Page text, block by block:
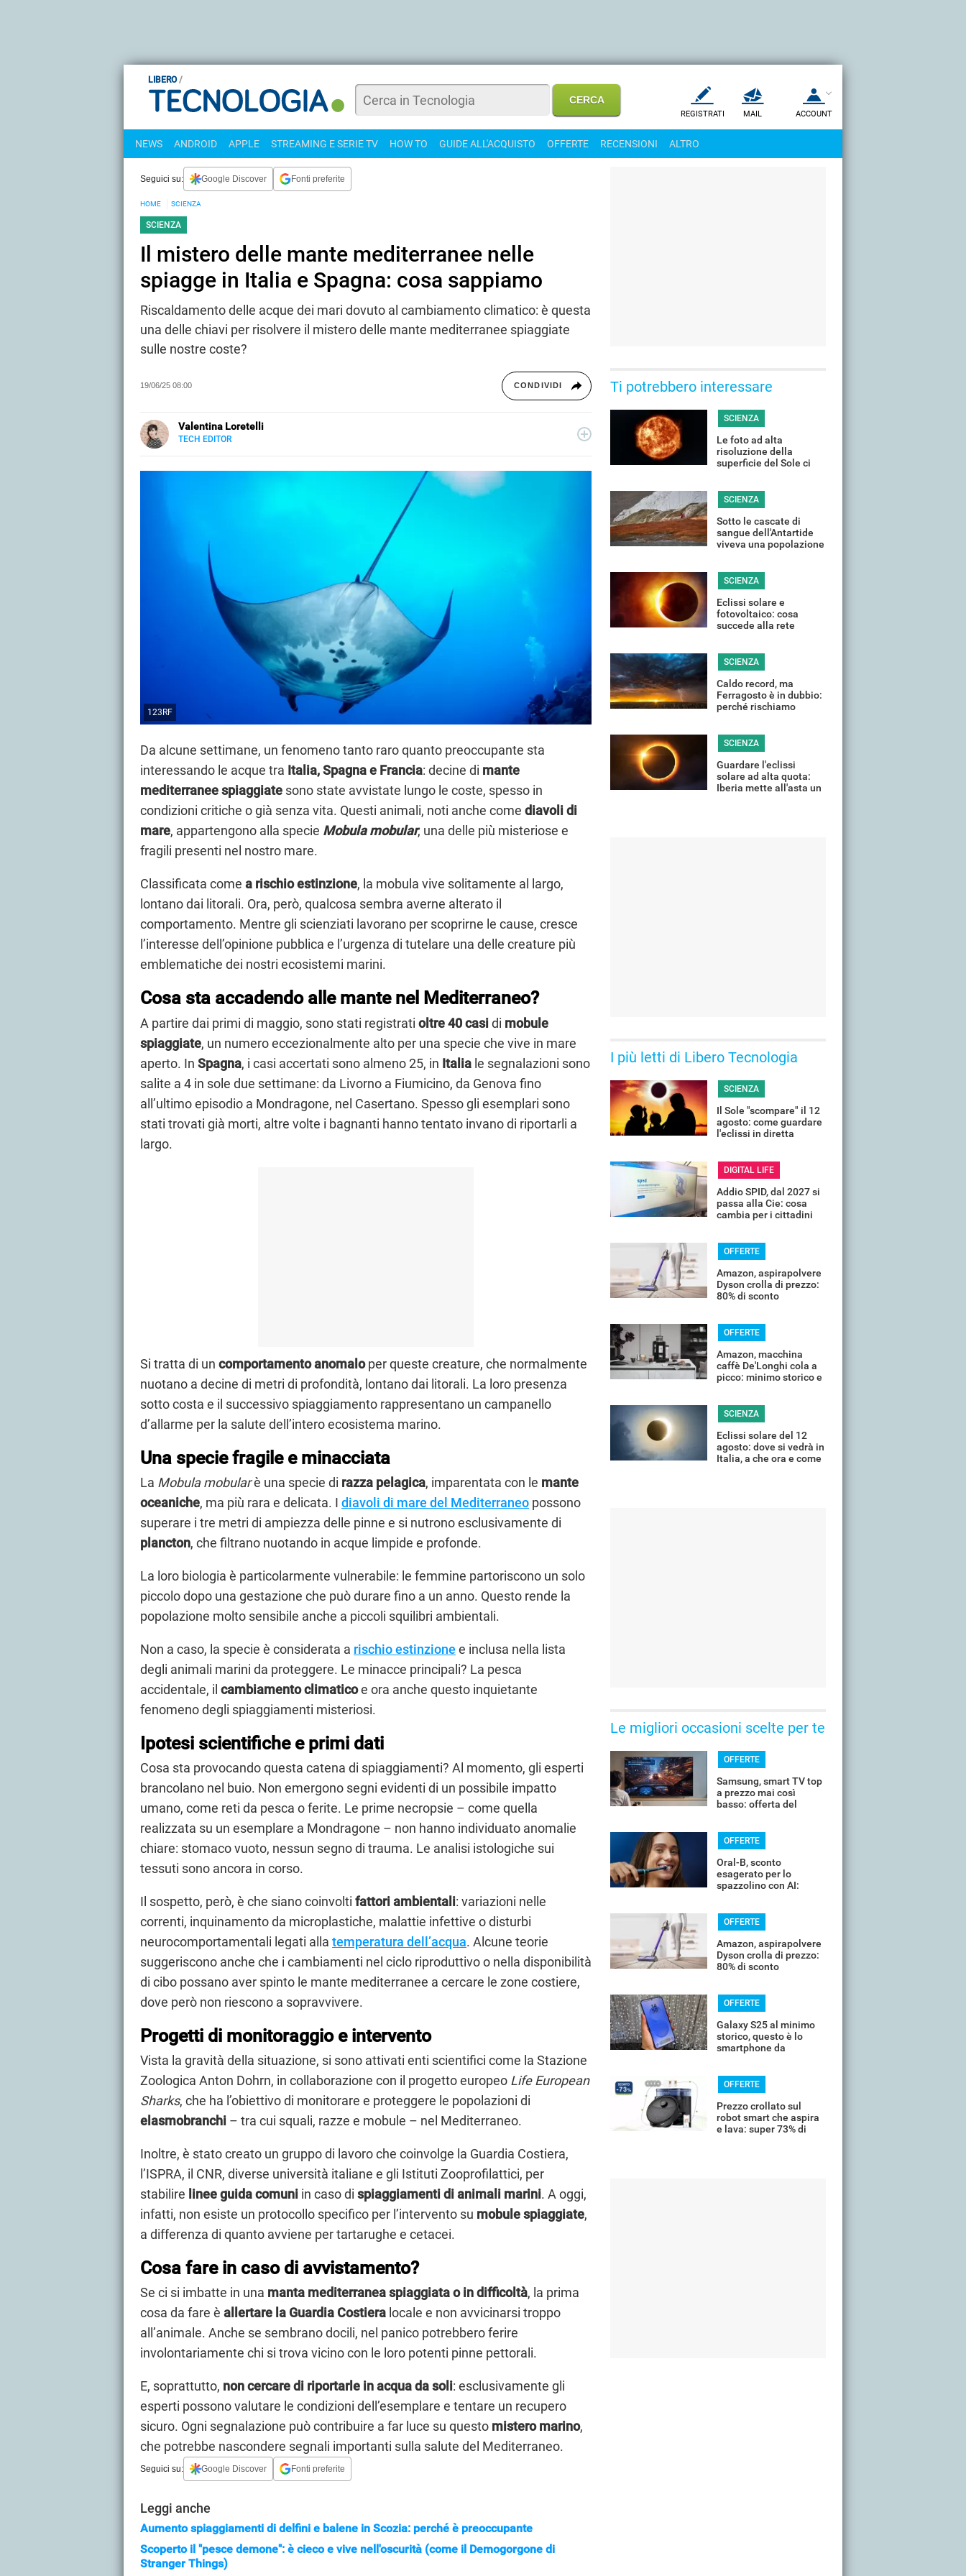
LIBERO
REGISTRATI MAIL ACCOUNT
NEWS ANDROID APPLE STREAMING E SERIE TV HOW TO GUIDE ALL'ACQUISTO OFFERTE RECENSIONI ALTRO
Seguici su: Google Discover Fonti preferite
HOME SCIENZA
SCIENZA
Il mistero delle mante mediterranee nelle
spiagge in Italia e Spagna: cosa sappiamo
Riscaldamento delle acque dei mari dovuto al cambiamento climatico: è questa
una delle chiavi per risolvere il mistero delle mante mediterranee spiaggiate
sulle nostre coste?
19/06/25 08:00 CONDIVIDI
Valentina Loretelli
TECH EDITOR
SITO
123RF
Da alcune settimane, un fenomeno tanto raro quanto preoccupante sta
interessando le acque tra Italia, Spagna e Francia: decine di mante
mediterranee spiaggiate sono state avvistate lungo le coste, spesso in
condizioni critiche o già senza vita. Questi animali, noti anche come diavoli di
mare, appartengono alla specie Mobula mobular, una delle più misteriose e
fragili presenti nel nostro mare.
Classificata come a rischio estinzione, la mobula vive solitamente al largo,
lontano dai litorali. Ora, però, qualcosa sembra averne alterato il
comportamento. Mentre gli scienziati lavorano per scoprirne le cause, cresce
l’interesse dell’opinione pubblica e l’urgenza di tutelare una delle creature più
emblematiche dei nostri ecosistemi marini.
Cosa sta accadendo alle mante nel Mediterraneo?
A partire dai primi di maggio, sono stati registrati oltre 40 casidi mobule
spiaggiate, un numero eccezionalmente alto per una specie che vive in mare
aperto. In Spagna, i casi accertati sono almeno 25, in Italia le segnalazioni sono
salite a 4 in sole due settimane: da Livorno a Fiumicino, da Genova fino
all’ultimo episodio a Mondragone, nel Casertano. Spesso gli esemplari sono
stati trovati già morti, altre volte i bagnanti hanno tentato invano di riportarli a
largo.
Si tratta di un comportamento anomaloper queste creature, che normalmente
nuotano a decine di metri di profondità, lontano dai litorali. La loro presenza
sotto costa e il successivo spiaggiamento rappresentano un campanello
d’allarme per la salute dell’intero ecosistema marino.
Una specie fragile e minacciata
La Mobula mobularè una specie di razza pelagica, imparentata con le mante
oceaniche, ma più rara e delicata. I diavoli di mare del Mediterraneo possono
superare i tre metri di ampiezza delle pinne e si nutrono esclusivamente di
plancton, che filtrano nuotando in acque limpide e profonde.
La loro biologia è particolarmente vulnerabile: le femmine partoriscono un solo
piccolo dopo una gestazione che può durare fino a un anno. Questo rende la
popolazione molto sensibile anche a piccoli squilibri ambientali.
Non a caso, la specie è considerata a rischio estinzione e inclusa nella lista
degli animali marini da proteggere. Le minacce principali? La pesca
accidentale, il cambiamento climaticoe ora anche questo inquietante
fenomeno degli spiaggiamenti misteriosi.
Ipotesi scientifiche e primi dati
Cosa sta provocando questa catena di spiaggiamenti? Al momento, gli esperti
brancolano nel buio. Non emergono segni evidenti di un possibile impatto
umano, come reti da pesca o ferite. Le prime necropsie – come quella
realizzata su un esemplare a Mondragone – non hanno individuato anomalie
chiare: stomaco vuoto, nessun segno di trauma. Le analisi istologiche sui
tessuti sono ancora in corso.
Il sospetto, però, è che siano coinvolti fattori ambientali: variazioni nelle
correnti, inquinamento da microplastiche, malattie infettive o disturbi
neurocomportamentali legati alla temperatura dell’acqua. Alcune teorie
suggeriscono anche che i cambiamenti nel ciclo riproduttivo o nella disponibilità
di cibo possano aver spinto le mante mediterranee a cercare le zone costiere,
dove però non riescono a sopravvivere.
Progetti di monitoraggio e intervento
Vista la gravità della situazione, si sono attivati enti scientifici come la Stazione
Zoologica Anton Dohrn, in collaborazione con il progetto europeo Life European
Sharks, che ha l’obiettivo di monitorare e proteggere le popolazioni di
elasmobranchi – tra cui squali, razze e mobule – nel Mediterraneo.
Inoltre, è stato creato un gruppo di lavoro che coinvolge la Guardia Costiera,
l’ISPRA, il CNR, diverse università italiane e gli Istituti Zooprofilattici, per
stabilire linee guida comuni in caso di spiaggiamenti di animali marini. A oggi,
infatti, non esiste un protocollo specifico per l’intervento su mobule spiaggiate,
a differenza di quanto avviene per tartarughe e cetacei.
Cosa fare in caso di avvistamento?
Se ci si imbatte in una manta mediterranea spiaggiata o in difficoltà, la prima
cosa da fare è allertare la Guardia Costiera locale e non avvicinarsi troppo
all’animale. Anche se sembrano docili, nel panico potrebbero ferire
involontariamente chi si trova vicino con le loro potenti pinne pettorali.
E, soprattutto, non cercare di riportarle in acqua da soli: esclusivamente gli
esperti possono valutare le condizioni dell’esemplare e tentare un recupero
sicuro. Ogni segnalazione può contribuire a far luce su questo mistero marino,
che potrebbe nascondere segnali importanti sulla salute del Mediterraneo.
Seguici su: Google Discover Fonti preferite
Leggi anche
Aumento spiaggiamenti di delfini e balene in Scozia: perché è preoccupante
Scoperto il "pesce demone": è cieco e vive nell'oscurità (come il Demogorgone di
Stranger Things)
Ti potrebbero interessare
SCIENZA
Le foto ad alta
risoluzione della
superficie del Sole ci
SCIENZA
Sotto le cascate di
sangue dell'Antartide
viveva una popolazione
SCIENZA
Eclissi solare e
fotovoltaico: cosa
succede alla rete
SCIENZA
Caldo record, ma
Ferragosto è in dubbio:
perché rischiamo
SCIENZA
Guardare l'eclissi
solare ad alta quota:
Iberia mette all'asta un
I più letti di Libero Tecnologia
SCIENZA
Il Sole "scompare" il 12
agosto: come guardare
l'eclissi in diretta
DIGITAL LIFE
Addio SPID, dal 2027 si
passa alla Cie: cosa
cambia per i cittadini
OFFERTE
Amazon, aspirapolvere
Dyson crolla di prezzo:
80% di sconto
OFFERTE
Amazon, macchina
caffè De'Longhi cola a
picco: minimo storico e
SCIENZA
Eclissi solare del 12
agosto: dove si vedrà in
Italia, a che ora e come
Le migliori occasioni scelte per te
OFFERTE
Samsung, smart TV top
a prezzo mai così
basso: offerta del
OFFERTE
Oral-B, sconto
esagerato per lo
spazzolino con AI:
OFFERTE
Amazon, aspirapolvere
Dyson crolla di prezzo:
80% di sconto
OFFERTE
Galaxy S25 al minimo
storico, questo è lo
smartphone da
OFFERTE
Prezzo crollato sul
robot smart che aspira
e lava: super 73% di